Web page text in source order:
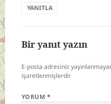
YANITLA
Bir yanıt yazın
E-posta adresiniz
işaretlenmişlerdir
YORUM *